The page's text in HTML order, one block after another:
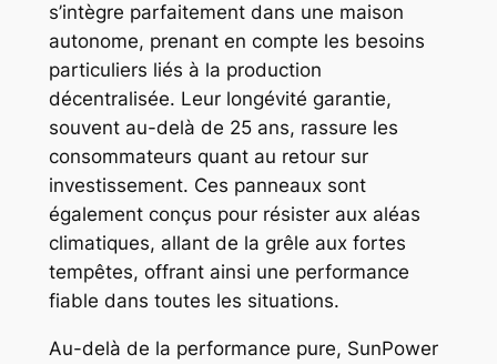
s’intègre parfaitement dans une maison
autonome, prenant en compte les besoins
particuliers liés à la production
décentralisée. Leur longévité garantie,
souvent au-delà de 25 ans, rassure les
consommateurs quant au retour sur
investissement. Ces panneaux sont
également conçus pour résister aux aléas
climatiques, allant de la grêle aux fortes
tempêtes, offrant ainsi une performance
fiable dans toutes les situations.
Au-delà de la performance pure, SunPower